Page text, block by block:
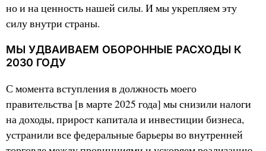
но и на ценность нашей силы. И мы укрепляем эту
силу внутри страны.
МЫ УДВАИВАЕМ ОБОРОННЫЕ РАСХОДЫ К
2030 ГОДУ
С момента вступления в должность моего
правительства [в марте 2025 года] мы снизили налоги
на доходы, прирост капитала и инвестиции бизнеса,
устранили все федеральные барьеры во внутренней